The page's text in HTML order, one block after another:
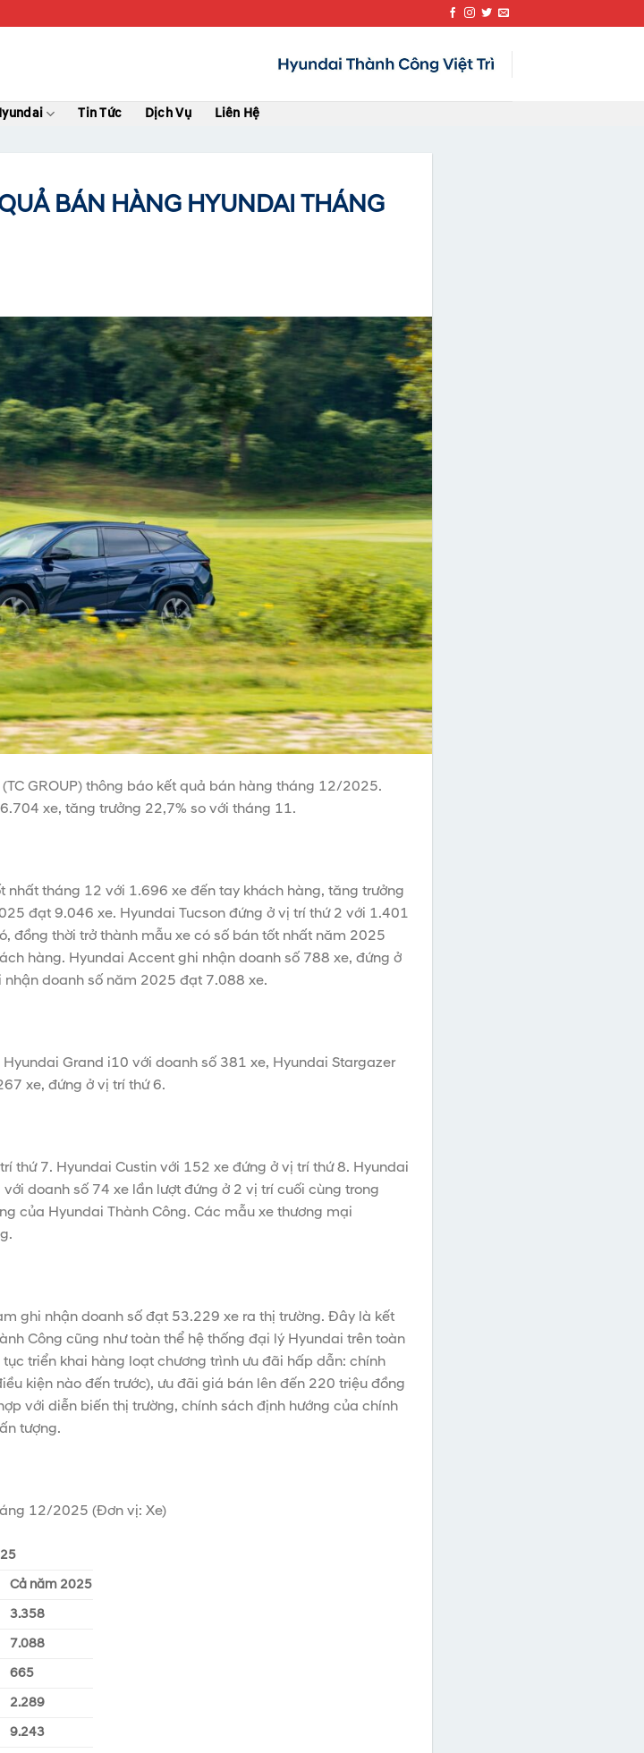
Tin Tức Dịch Vụ Liên Hệ
BÁN HÀNG HYUNDAI THÁNG
GROUP) thông báo kết quả bán hàng tháng 12/2025.
xe, tăng trưởng 22,7% so với tháng 11.
tháng 12 với 1.696 xe đến tay khách hàng, tăng trưởng
đạt 9.046 xe. Hyundai Tucson đứng ở vị trí thứ 2 với 1.401
đồng thời trở thành mẫu xe có số bán tốt nhất năm 2025
hàng. Hyundai Accent ghi nhận doanh số 788 xe, đứng ở
doanh số năm 2025 đạt 7.088 xe.
Grand i10 với doanh số 381 xe, Hyundai Stargazer
xe, đứng ở vị trí thứ 6.
thứ 7. Hyundai Custin với 152 xe đứng ở vị trí thứ 8. Hyundai
doanh số 74 xe lần lượt đứng ở 2 vị trí cuối cùng trong
của Hyundai Thành Công. Các mẫu xe thương mại
ghi nhận doanh số đạt 53.229 xe ra thị trường. Đây là kết
Công cũng như toàn thể hệ thống đại lý Hyundai trên toàn
triển khai hàng loạt chương trình ưu đãi hấp dẫn: chính
kiện nào đến trước), ưu đãi giá bán lên đến 220 triệu đồng
với diễn biến thị trường, chính sách định hướng của chính
tượng.
12/2025 (Đơn vị: Xe)
Cả năm 2025
3.358
7.088
665
2.289
9.243